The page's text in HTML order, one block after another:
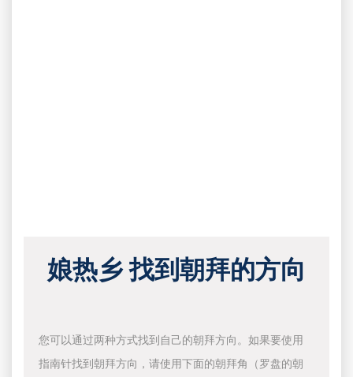
娘热乡 找到朝拜的方向
您可以通过两种方式找到自己的朝拜方向。如果要使用
指南针找到朝拜方向，请使用下面的朝拜角（罗盘的朝